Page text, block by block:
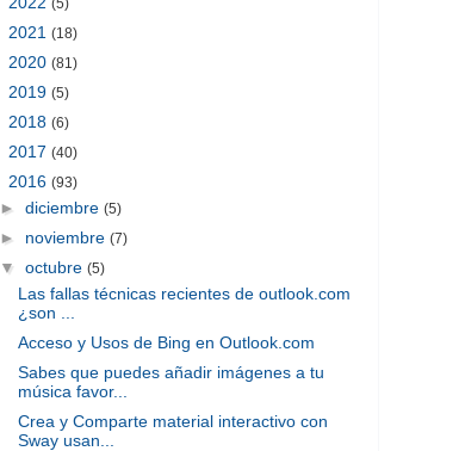
2021 (18)
2020 (81)
2019 (5)
2018 (6)
2017 (40)
2016 (93)
► diciembre (5)
► noviembre (7)
▼ octubre (5)
Las fallas técnicas recientes de outlook.com
¿son ...
Acceso y Usos de Bing en Outlook.com
Sabes que puedes añadir imágenes a tu
música favor...
Crea y Comparte material interactivo con
Sway usan...